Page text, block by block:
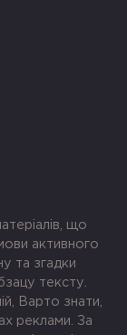
що
активного
та згадки
тексту.
Варто знати,
реклами. За